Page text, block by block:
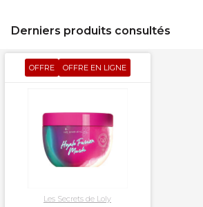
Derniers produits consultés
OFFRE OFFRE EN LIGNE
Les Secrets de Loly